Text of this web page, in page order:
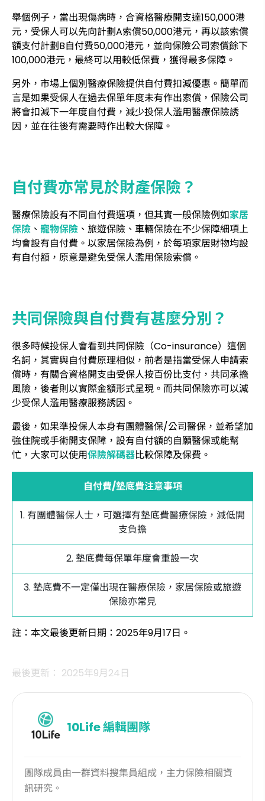
舉個例子，當出現傷病時，合資格醫療開支達150,000港
元，受保人可以先向計劃A索償50,000港元，再以該索償
額支付計劃B自付費50,000港元，並向保險公司索償餘下
100,000港元，最終可以用較低保費，獲得最多保障。
另外，市場上個別醫療保險提供自付費扣減優惠。簡單而
言是如果受保人在過去保單年度未有作出索償，保險公司
將會扣減下一年度自付費，減少投保人濫用醫療保險誘
因，並在往後有需要時作出較大保障。
自付費亦常見於財產保險？
醫療保險設有不同自付費選項，但其實一般保險例如家居
保險 、 寵物保險 、旅遊保險、車輛保險在不少保障細項上
均會設有自付費。以家居保險為例，於每項家居財物均設
有自付額，原意是避免受保人濫用保險索償。
共同保險與自付費有甚麼分別？
很多時候投保人會看到共同保險（Co-insurance）這個
名詞，其實與自付費原理相似，前者是指當受保人申請索
償時，有關合資格開支由受保人按百份比支付，共同承擔
風險，後者則以實際金額形式呈現。而共同保險亦可以減
少受保人濫用醫療服務誘因。
最後，如果準投保人本身有團體醫保/公司醫保，並希望加
強住院或手術開支保障，設有自付額的自願醫保或能幫
忙，大家可以使用保險解碼器比較保障及保費。
自付費/墊底費注意事項
1. 有團體醫保人士，可選擇有墊底費醫療保險，減低開
支負擔
2. 墊底費每保單年度會重設一次
3. 墊底費不一定僅出現在醫療保險，家居保險或旅遊
保險亦常見
註：本文最後更新日期：2025年9月17日。
最後更新： 2025年9月24日
10Life編輯團隊
團隊成員由一群資料搜集員組成，主力保險相關資
訊研究。